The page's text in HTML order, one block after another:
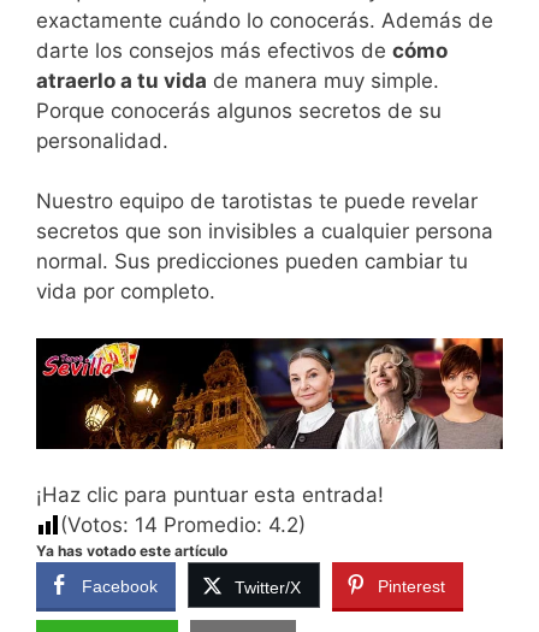
exactamente cuándo lo conocerás. Además de
darte los consejos más efectivos de cómo
atraerlo a tu vida de manera muy simple.
Porque conocerás algunos secretos de su
personalidad.
Nuestro equipo de tarotistas te puede revelar
secretos que son invisibles a cualquier persona
normal. Sus predicciones pueden cambiar tu
vida por completo.
¡Haz clic para puntuar esta entrada!
(Votos: 14 Promedio: 4.2)
Ya has votado este artículo
Facebook Twitter/X Pinterest